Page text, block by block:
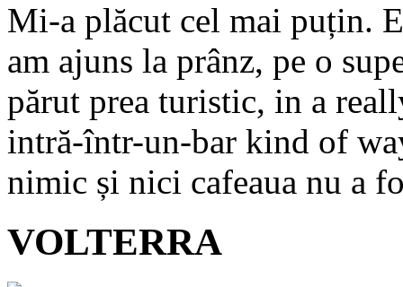
Mi-a plăcut cel mai puțin.
am ajuns la prânz, pe o
părut prea turistic, in a
intră-într-un-bar kind of
nimic și nici cafeaua nu a
VOLTERRA